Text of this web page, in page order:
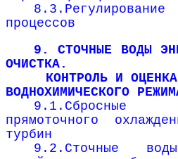
процессов
9. СТОЧНЫЕ ВОДЫ
ОЧИСТКА.
КОНТРОЛЬ И ОЦЕНКА
ВОДНОХИМИЧЕСКОГО
прямоточного
турбин
9.2.Сточные